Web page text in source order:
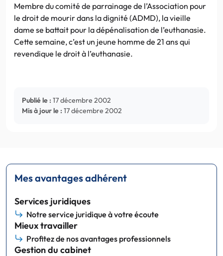
Membre du comité de parrainage de l’Association pour
le droit de mourir dans la dignité (ADMD), la vieille
dame se battait pour la dépénalisation de l’euthanasie.
Cette semaine, c’est un jeune homme de 21 ans qui
revendique le droit à l’euthanasie.
Publié le : 17 décembre 2002
Mis à jour le : 17 décembre 2002
Mes avantages adhérent
Services juridiques
Notre service juridique à votre écoute
Mieux travailler
Profitez de nos avantages professionnels
Gestion du cabinet